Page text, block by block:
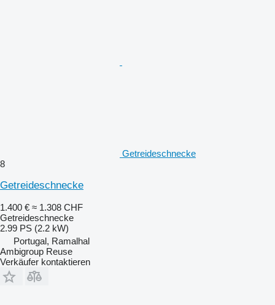
Getreideschnecke
8
Getreideschnecke
1.400 € ≈ 1.308 CHF
Getreideschnecke
2.99 PS (2.2 kW)
Portugal, Ramalhal
Ambigroup Reuse
Verkäufer kontaktieren